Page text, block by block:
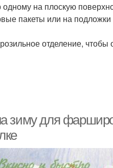
на плоскую
пакеты или на подложки
отделение, чтобы
зиму для